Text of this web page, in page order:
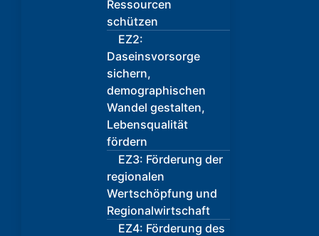
Ressourcen
schützen
EZ2:
Daseinsvorsorge
sichern,
demographischen
Wandel gestalten,
Lebensqualität
fördern
EZ3: Förderung der
regionalen
Wertschöpfung und
Regionalwirtschaft
EZ4: Förderung des